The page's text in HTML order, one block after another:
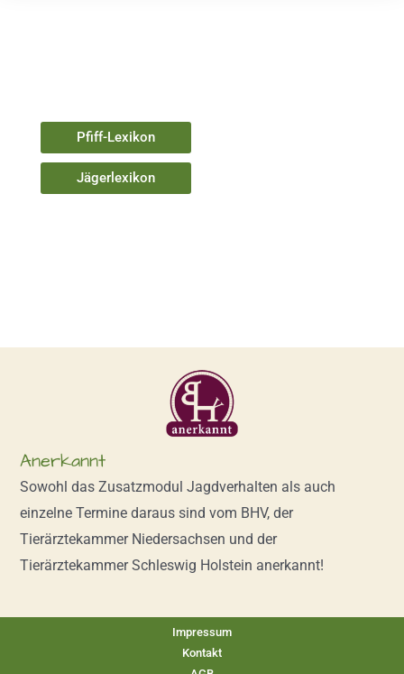
Pfiff-Lexikon
Jägerlexikon
Anerkannt
Sowohl das Zusatzmodul Jagdverhalten als auch
einzelne Termine daraus sind vom BHV, der
Tierärztekammer Niedersachsen und der
Tierärztekammer Schleswig Holstein anerkannt!
Impressum
Kontakt